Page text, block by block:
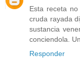
Esta receta
cruda rayada
sustancia
conciendola.
Responder